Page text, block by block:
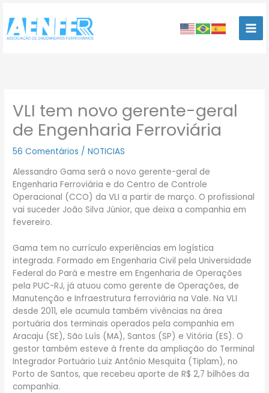
para
conteúdo
VLI tem novo gerente-geral
de Engenharia Ferroviária
56 Comentários /NOTICIAS
Alessandro Gama será o novo gerente-geral de
Engenharia Ferroviária e do Centro de Controle
Operacional (CCO) da VLI a partir de março. O profissional
vai suceder João Silva Júnior, que deixa a companhia em
fevereiro.
Gama tem no currículo experiências em logística
integrada. Formado em Engenharia Civil pela Universidade
Federal do Pará e mestre em Engenharia de Operações
pela PUC-RJ, já atuou como gerente de Operações, de
Manutenção e Infraestrutura ferroviária na Vale. Na VLI
desde 2011, ele acumula também vivências na área
portuária dos terminais operados pela companhia em
Aracaju (SE), São Luís (MA), Santos (SP) e Vitória (ES). O
gestor também esteve à frente da ampliação do Terminal
Integrador Portuário Luiz Antônio Mesquita (Tiplam), no
Porto de Santos, que recebeu aporte de R$ 2,7 bilhões da
companhia.